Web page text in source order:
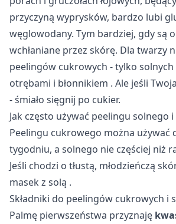
przyczyną wyprysków, bardzo lubi
węglowodany. Tym bardziej, gdy są
wchłaniane przez skórę. Dla twarzy
peelingów cukrowych - tylko solnych
otrębami i błonnikiem . Ale jeśli
- śmiało sięgnij po cukier.
Jak często używać peelingu solnego
Peelingu cukrowego można używać
tygodniu, a solnego nie częściej niż
Jeśli chodzi o tłustą, młodzieńczą
masek z solą .
Składniki do peelingów cukrowych i
Palmę pierwszeństwa przyznaję